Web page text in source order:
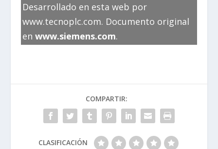
Desarrollado en esta web por
www.tecnoplc.com. Documento original
en www.siemens.com.
COMPARTIR:
CLASIFICACIÓN